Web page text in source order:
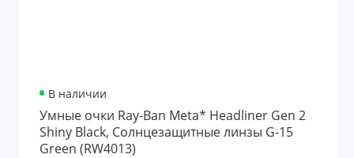
В наличии
Умные очки Ray-Ban Meta* Headliner Gen 2
Shiny Black, Солнцезащитные линзы G-15
Green (RW4013)